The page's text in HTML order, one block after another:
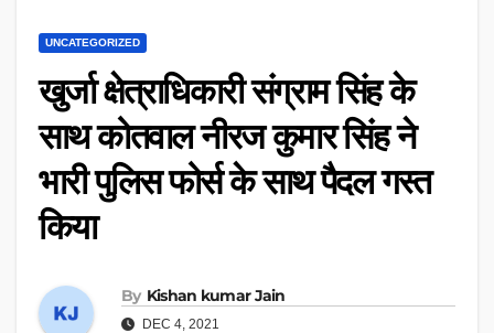
UNCATEGORIZED
खुर्जा क्षेत्राधिकारी संग्राम सिंह के
साथ कोतवाल नीरज कुमार सिंह ने
भारी पुलिस फोर्स के साथ पैदल गस्त
किया
By Kishan kumar Jain
DEC 4, 2021